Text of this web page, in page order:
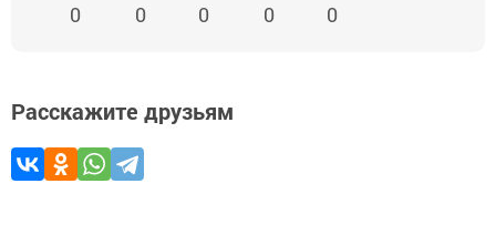
0 0 0 0 0
Расскажите друзьям